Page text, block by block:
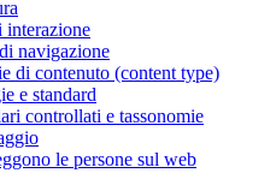
interazione
navigazione
di contenuto (content type)
e standard
controllati e tassonomie
le persone sul web